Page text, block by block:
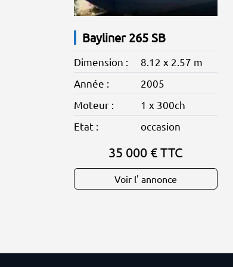
Bayliner 265 SB
Dimension :
8.12 x 2.57 m
Année :
2005
Moteur :
1 x 300ch
Etat :
occasion
35 000 € TTC
Voir l' annonce